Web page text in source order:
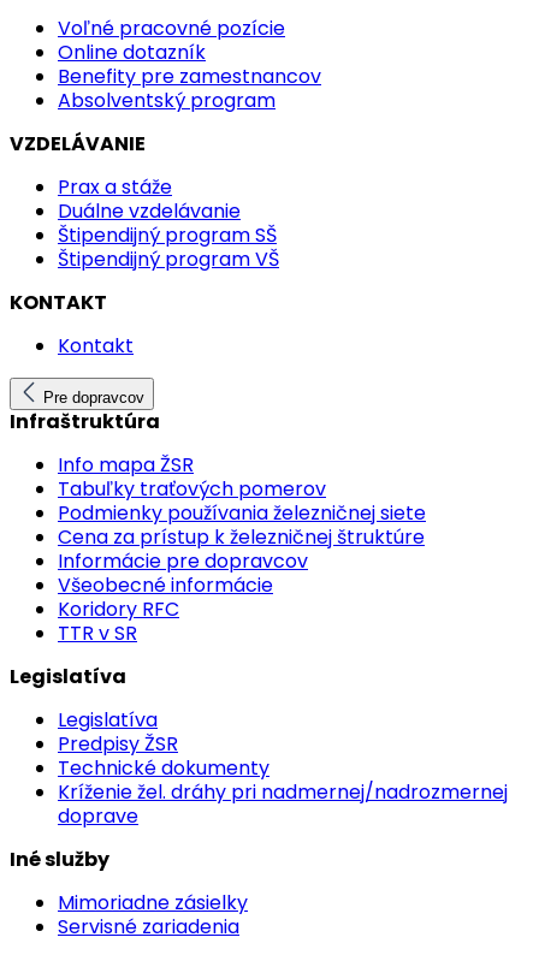
Voľné pracovné pozície
Online dotazník
Benefity pre zamestnancov
Absolventský program
VZDELÁVANIE
Prax a stáže
Duálne vzdelávanie
Štipendijný program SŠ
Štipendijný program VŠ
KONTAKT
Kontakt
Pre dopravcov
Infraštruktúra
Info mapa ŽSR
Tabuľky traťových pomerov
Podmienky používania železničnej siete
Cena za prístup k železničnej štruktúre
Informácie pre dopravcov
Všeobecné informácie
Koridory RFC
TTR v SR
Legislatíva
Legislatíva
Predpisy ŽSR
Technické dokumenty
Kríženie žel. dráhy pri nadmernej/nadrozmernej
doprave
Iné služby
Mimoriadne zásielky
Servisné zariadenia